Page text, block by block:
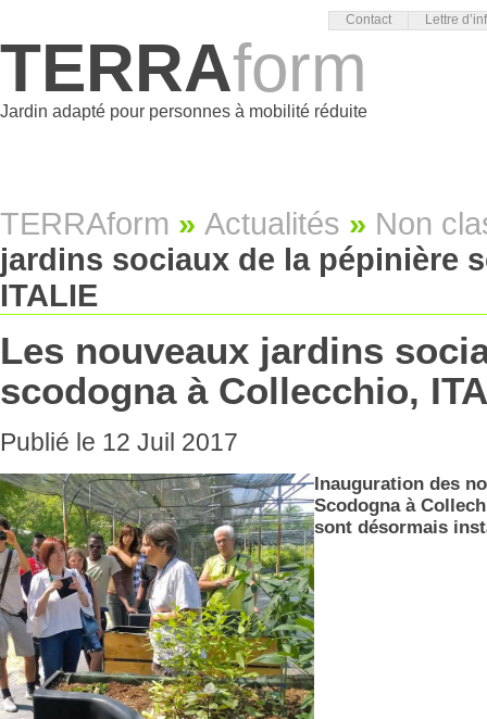
Contact Lettre
TERRAform
Jardin adapté pour personnes à mobilité réduite
TERRAform » Actualités » Non
jardins sociaux de la pépinière
ITALIE
Les nouveaux jardins
scodogna à Collecchio,
Publié le 12 Juil 2017
Inauguration des
Scodogna à
sont désormais